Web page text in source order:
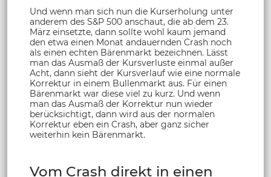
Und wenn man sich nun die Kurserholung unter
anderem des S&P 500 anschaut, die ab dem 23.
März einsetzte, dann sollte wohl kaum jemand
den etwa einen Monat andauernden Crash noch
als einen echten Bärenmarkt bezeichnen. Lässt
man das Ausmaß der Kursverluste einmal außer
Acht, dann sieht der Kursverlauf wie eine normale
Korrektur in einem Bullenmarkt aus. Für einen
Bärenmarkt war diese viel zu kurz. Und wenn
man das Ausmaß der Korrektur nun wieder
berücksichtigt, dann wird aus der normalen
Korrektur eben ein Crash, aber ganz sicher
weiterhin kein Bärenmarkt.
Vom Crash direkt in einen